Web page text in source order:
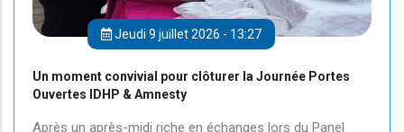
Jeudi 9 juillet 2026 - 13:27
Un moment convivial pour clôturer la Journée Portes
Ouvertes IDHP & Amnesty
Après un après-midi riche en échanges lors du Panel